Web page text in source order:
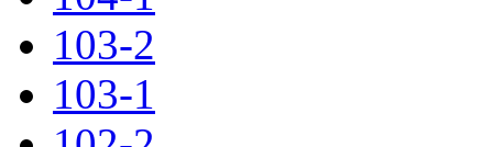
103-2
103-1